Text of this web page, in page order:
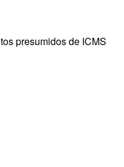
presumidos de ICMS